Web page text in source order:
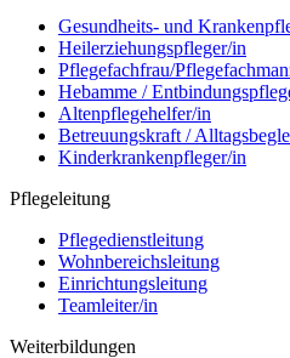
Gesundheits- und
Heilerziehungspfleger/in
Pflegefachfrau/
Hebamme /
Altenpflegehelfer/in
Betreuungskraft /
Kinderkrankenpfleger/in
Pflegeleitung
Pflegedienstleitung
Wohnbereichsleitung
Einrichtungsleitung
Teamleiter/in
Weiterbildungen